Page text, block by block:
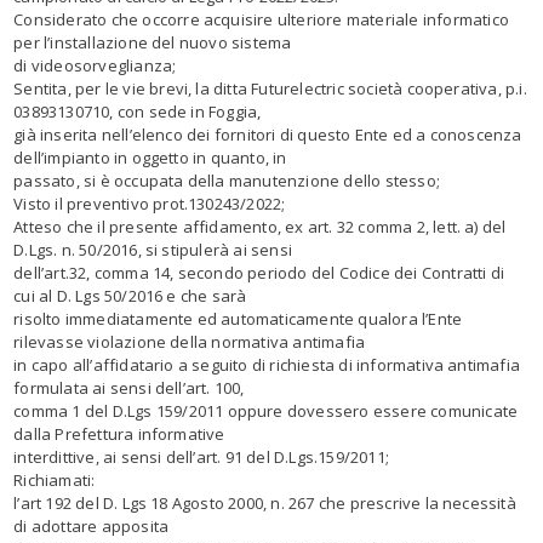
Considerato che occorre acquisire ulteriore materiale informatico
per l’installazione del nuovo sistema
di videosorveglianza;
Sentita,per le vie brevi, la ditta Futurelectric società cooperativa, p.i.
03893130710, con sede in Foggia,
già inserita nell’elenco dei fornitori di questo Ente ed a conoscenza
dell’impianto in oggetto in quanto, in
passato, si è occupata della manutenzione dello stesso;
Visto il preventivo prot.130243/2022;
Atteso che il presente affidamento, ex art. 32 comma 2, lett. a) del
D.Lgs. n. 50/2016, si stipulerà ai sensi
dell’art.32, comma 14, secondo periodo del Codice dei Contratti di
cui al D. Lgs 50/2016 e che sarà
risolto immediatamente ed automaticamente qualora l’Ente
rilevasse violazione della normativa antimafia
in capo all’affidatario a seguito di richiesta di informativa antimafia
formulata ai sensi dell’art. 100,
comma 1 del D.Lgs 159/2011 oppure dovessero essere comunicate
dalla Prefettura informative
interdittive, ai sensi dell’art. 91 del D.Lgs.159/2011;
Richiamati:
l’art 192 del D. Lgs 18 Agosto 2000, n. 267 che prescrive la necessità
di adottare apposita